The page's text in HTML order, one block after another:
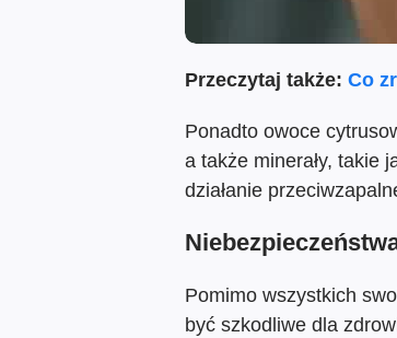
Przeczytaj także: Co
Ponadto owoce
a także minerały, takie
działanie
Pomimo wszystkich
być szkodliwe dla